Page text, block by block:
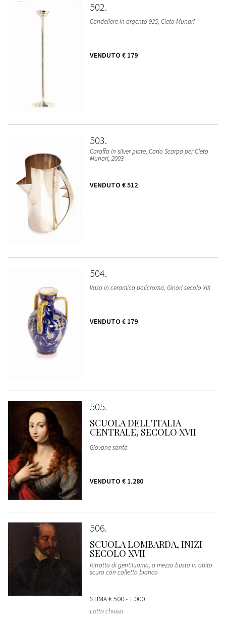
502
Candeliere in argento 925, Cleto Munari
VENDUTO € 179
503
Caraffa in silver plate, Carlo Scarpa per Cleto
Munari, 2003
VENDUTO € 512
504
Vaso in ceramica policroma, Ginori secolo XIX
VENDUTO € 179
505
SCUOLA DELL'ITALIA
CENTRALE, SECOLO XVII
Giovane santa
VENDUTO € 1.280
506
SCUOLA LOMBARDA, INIZI
SECOLO XVII
Ritratto di gentiluomo, a mezzo busto in abito
scuro con colletto bianco
STIMA€ 500 - 1.000
Lotto chiuso